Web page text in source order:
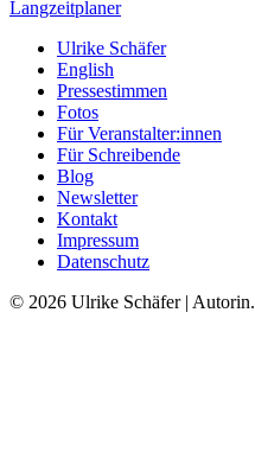
Langzeitplaner
Ulrike Schäfer
English
Pressestimmen
Fotos
Für Veranstalter:innen
Für Schreibende
Blog
Newsletter
Kontakt
Impressum
Datenschutz
© 2026 Ulrike Schäfer | Autorin.